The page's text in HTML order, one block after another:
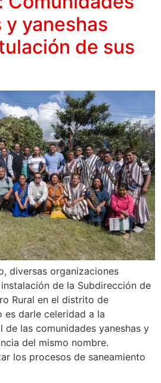
y yaneshas
de sus
diversas organizaciones
de la Subdirección de
Rural en el distrito de
es darle celeridad a la
las comunidades yaneshas y
del mismo nombre.
los procesos de saneamiento